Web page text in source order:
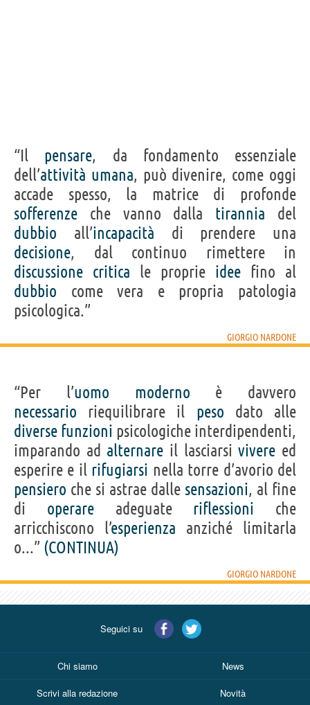
“Il pensare, da fondamento essenziale
dell’attività umana, può divenire, come oggi
accade spesso, la matrice di profonde
sofferenze che vanno dalla tirannia del
dubbio all’incapacità di prendere una
decisione, dal continuo rimettere in
discussione critica le proprie idee fino al
dubbio come vera e propria patologia
psicologica.”
GIORGIO NARDONE
“Per l’uomo moderno è davvero
necessario riequilibrare il peso dato alle
diverse funzioni psicologiche interdipendenti,
imparando ad alternare il lasciarsivivere ed
esperire e il rifugiarsi nella torre d’avorio del
pensiero che si astrae dalle sensazioni, al fine
di operareadeguate riflessioni che
arricchiscono l’esperienza anziché limitarla
o...” (CONTINUA)
GIORGIO NARDONE
Seguici su
Chi siamo News
Scrivi alla redazione Novità